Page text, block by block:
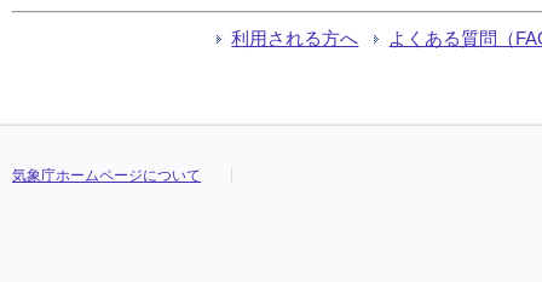
利用される方へ よくある質問（
気象庁ホームページについて